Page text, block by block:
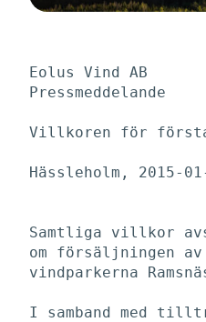
Eolus Vind AB
Pressmeddelande
Villkoren för första
Hässleholm, 2015-
Samtliga villkor
om försäljningen
vindparkerna
I samband med